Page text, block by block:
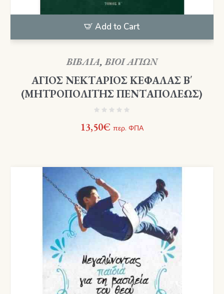
Add to Cart
ΒΙΒΛΙΑ,ΒΙΟΙ ΑΓΙΩΝ
ΑΓΙΟΣ ΝΕΚΤΑΡΙΟΣ ΚΕΦΑΛΑΣ Β΄
(ΜΗΤΡΟΠΟΛΙΤΗΣ ΠΕΝΤΑΠΟΛΕΩΣ)
13,50€ περ. ΦΠΑ